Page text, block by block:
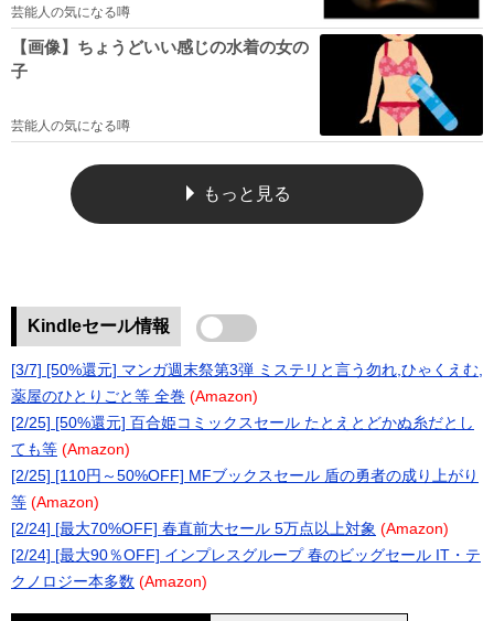
芸能人の気になる噂
【画像】ちょうどいい感じの水着の女の
子
芸能人の気になる噂
もっと見る
Kindleセール情報
[3/7] [50%還元] マンガ週末祭第3弾 ミステリと言う勿れ,ひゃくえむ,
薬屋のひとりごと等 全巻 (Amazon)
[2/25] [50%還元] 百合姫コミックスセール たとえとどかぬ糸だとし
ても等 (Amazon)
[2/25] [110円～50%OFF] MFブックスセール 盾の勇者の成り上がり
等 (Amazon)
[2/24] [最大70%OFF] 春直前大セール 5万点以上対象 (Amazon)
[2/24] [最大90％OFF] インプレスグループ 春のビッグセール IT・テ
クノロジー本多数 (Amazon)